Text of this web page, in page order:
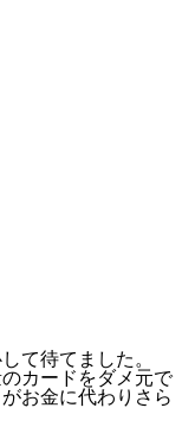
て待てました。
カードをダメ元で
お金に代わりさら